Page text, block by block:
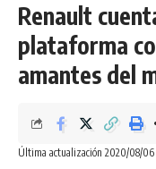
Renault
plataforma
amantes del
Última actualización 2020/08/06